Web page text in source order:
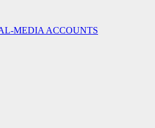
MEDIA ACCOUNTS